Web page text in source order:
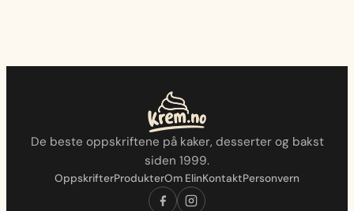
De beste oppskriftene på kaker, desserter og bakst
siden 1999.
OppskrifterProdukterOm ElinKontaktPersonvern